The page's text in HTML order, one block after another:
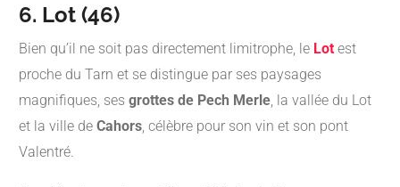
6. Lot (46)
Bien qu’il ne soit pas directement limitrophe, le Lot est
proche du Tarn et se distingue par ses paysages
magnifiques, ses grottes de Pech Merle , la vallée du Lot
et la ville de Cahors , célèbre pour son vin et son pont
Valentré.